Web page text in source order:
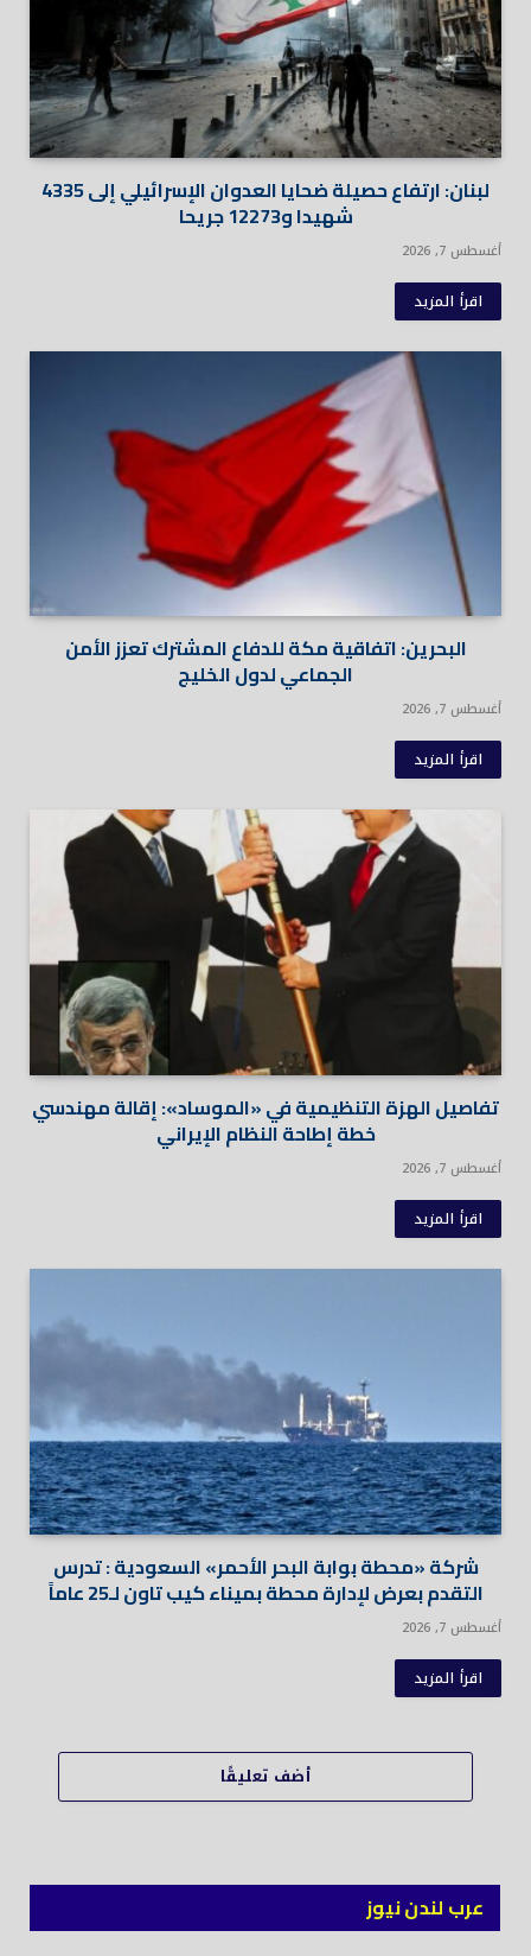
لبنان: ارتفاع حصيلة ضحايا العدوان الإسرائيلي إلى 4335
شهيدا و12273 جريحا
أغسطس 7, 2026
اقرأ المزيد
البحرين: اتفاقية مكة للدفاع المشترك تعزز الأمن
الجماعي لدول الخليج
أغسطس 7, 2026
اقرأ المزيد
تفاصيل الهزة التنظيمية في «الموساد»: إقالة مهندسي
خطة إطاحة النظام الإيراني
أغسطس 7, 2026
اقرأ المزيد
شركة «محطة بوابة البحر الأحمر» السعودية : تدرس
التقدم بعرض لإدارة محطة بميناء كيب تاون لـ25 عاماً
أغسطس 7, 2026
اقرأ المزيد
أضف تعليقًا
عرب لندن نيوز